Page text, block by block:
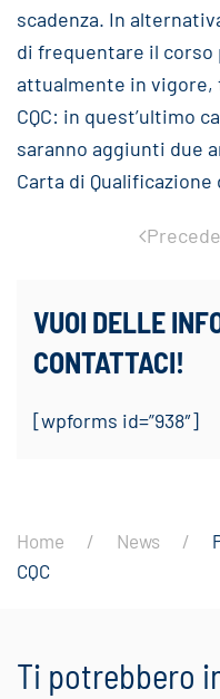
scadenza. In
di frequentare il corso
attualmente in
CQC: in quest’ultimo
saranno aggiunti due
Carta di
VUOI DELLE
CONTATTACI!
[wpforms id=”938″]
Home News
CQC
Ti potrebbero